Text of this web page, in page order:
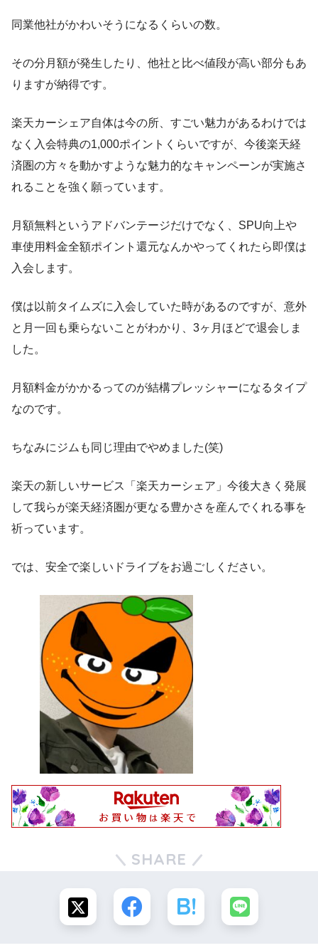
同業他社がかわいそうになるくらいの数。
その分月額が発生したり、他社と比べ値段が高い部分もあ
りますが納得です。
楽天カーシェア自体は今の所、すごい魅力があるわけでは
なく入会特典の1,000ポイントくらいですが、今後楽天経
済圏の方々を動かすような魅力的なキャンペーンが実施さ
れることを強く願っています。
月額無料というアドバンテージだけでなく、SPU向上や
車使用料金全額ポイント還元なんかやってくれたら即僕は
入会します。
僕は以前タイムズに入会していた時があるのですが、意外
と月一回も乗らないことがわかり、3ヶ月ほどで退会しま
した。
月額料金がかかるってのが結構プレッシャーになるタイプ
なのです。
ちなみにジムも同じ理由でやめました(笑)
楽天の新しいサービス「楽天カーシェア」今後大きく発展
して我らが楽天経済圏が更なる豊かさを産んでくれる事を
祈っています。
では、安全で楽しいドライブをお過ごしください。
SHARE